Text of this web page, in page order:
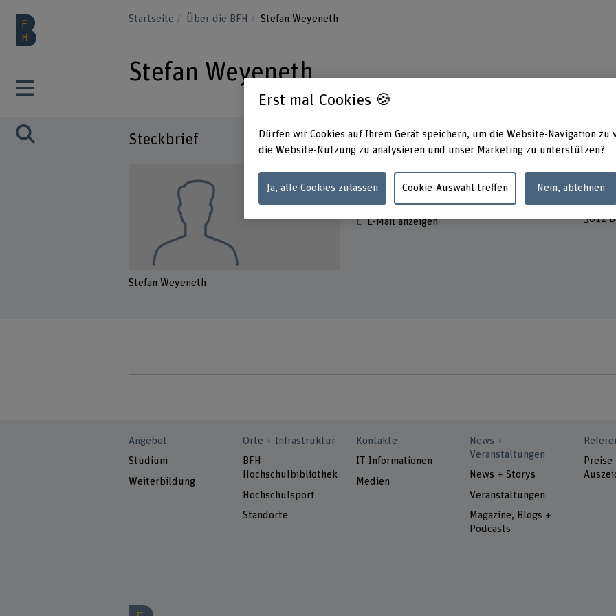
Startseite Über die BFH Stefan Weyeneth
Stefan Weyeneth
Steckbrief
Stefan Weyeneth
+41 76 441 70 07
E-Mail anzeigen
3012
Angebot
Studium
Weiterbildung
Orte + Infrastruktur
BFH-
Hochschulbibliothek
Hochschulsport
Standorte
Kontakte
IT-Informationen
Medien
News +
Veranstaltungen
News + Storys
Veranstaltungen
Magazine, Blogs +
Podcasts
Preise
Erst mal Cookies 🍪
Dürfen wir Cookies auf Ihrem Gerät speichern, um die Website-Navigation zu
die Website-Nutzung zu analysieren und unser Marketing zu unterstützen?
Ja, alle Cookies zulassen Cookie-Auswahl treffen Nein, ablehnen